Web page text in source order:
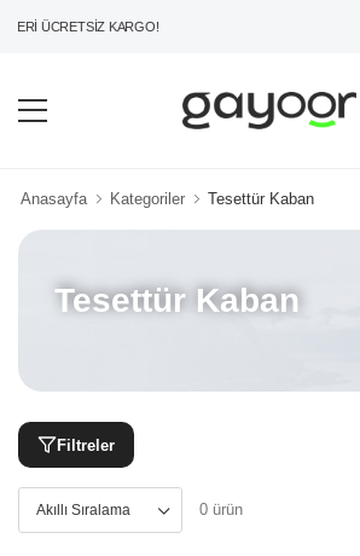
ÜCRETSİZ KARGO!
Anasayfa Kategoriler Tesettür Kaban
Tesettür Kaban
Filtreler
0 ürün